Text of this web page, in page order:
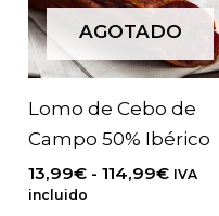
AGOTADO
Lomo de Cebo de
Campo 50% Ibérico
13,99€ - 114,99€Rango
IVA
incluido